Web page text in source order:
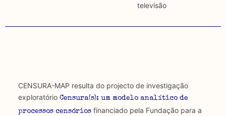
televisão
CENSURA-MAP resulta do projecto de investigação
exploratório Censura(s): um modelo analítico de
processos censóriosfinanciado pela Fundação para a